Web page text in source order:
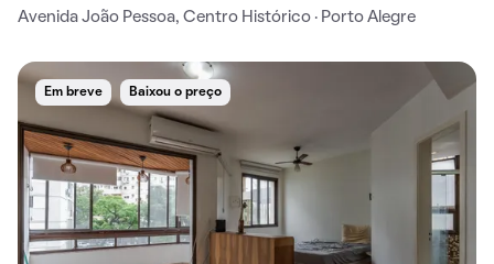
Avenida João Pessoa, Centro Histórico · Porto Alegre
Em breve Baixou o preço